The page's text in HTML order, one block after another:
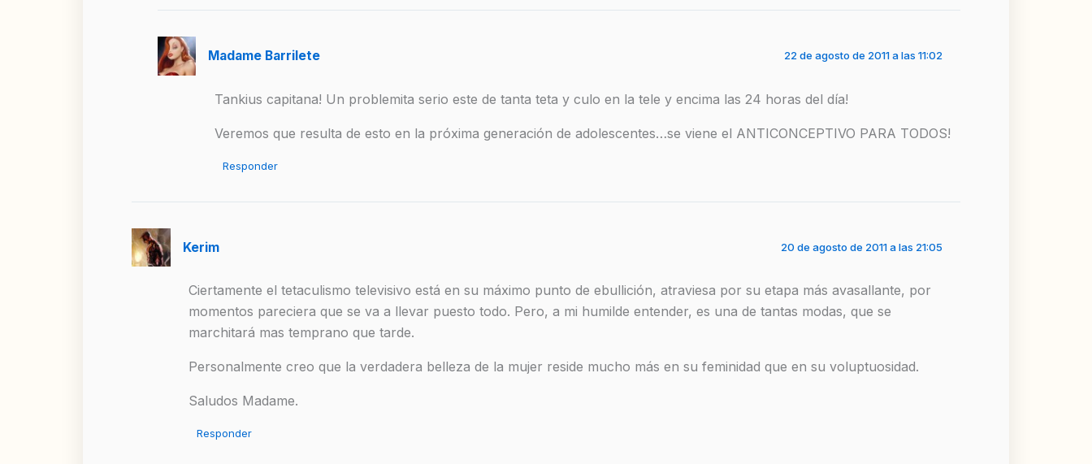
Madame Barrilete 22 de agosto de 2011 a las 11:02
Tankius capitana! Un problemita serio este de tanta teta y culo en la tele y encima las 24 horas del día!
Veremos que resulta de esto en la próxima generación de adolescentes…se viene el ANTICONCEPTIVO PARA TODOS!
Responder
Kerim 20 de agosto de 2011 a las 21:05
Ciertamente el tetaculismo televisivo está en su máximo punto de ebullición, atraviesa por su etapa más avasallante, por
momentos pareciera que se va a llevar puesto todo. Pero, a mi humilde entender, es una de tantas modas, que se
marchitará mas temprano que tarde.
Personalmente creo que la verdadera belleza de la mujer reside mucho más en su feminidad que en su voluptuosidad.
Saludos Madame.
Responder